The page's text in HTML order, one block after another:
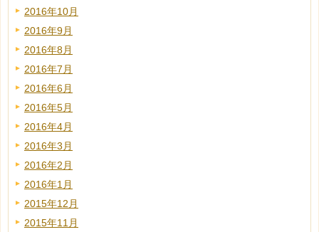
2016年10月
2016年9月
2016年8月
2016年7月
2016年6月
2016年5月
2016年4月
2016年3月
2016年2月
2016年1月
2015年12月
2015年11月